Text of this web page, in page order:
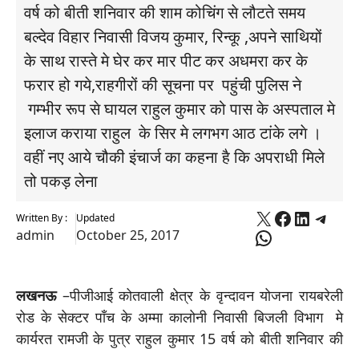
वर्ष को बीती शनिवार की शाम कोचिंग से लौटते समय
बल्देव विहार निवासी विजय कुमार, रिन्कू ,अपने साथियों
के साथ रास्ते मे घेर कर मार पीट कर अधमरा कर के
फरार हो गये,राहगीरों की सूचना पर पहुंची पुलिस ने
गम्भीर रूप से घायल राहुल कुमार को पास के अस्पताल मे
इलाज कराया राहुल के सिर मे लगभग आठ टांके लगे ।
वहीं नए आये चौकी इंचार्ज का कहना है कि अपराधी मिले
तो पकड़ लेना
Written By :
admin
Updated
October 25, 2017
X Facebook
WhatsApp
लखनऊ –पीजीआई कोतवाली क्षेत्र के वृन्दावन योजना रायबरेली
रोड के सेक्टर पाँच के अम्मा कालोनी निवासी बिजली विभाग मे
कार्यरत रामजी के पुत्र राहुल कुमार 15 वर्ष को बीती शनिवार की